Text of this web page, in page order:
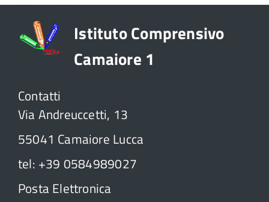
Istituto Comprensivo
Camaiore 1
Contatti
Via Andreuccetti, 13
55041 Camaiore Lucca
tel: +39 0584989027
Posta Elettronica